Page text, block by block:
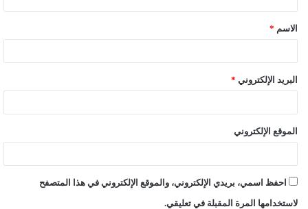
ق
*الاسم *
البريد الإلكتروني *
الموقع الإلكتروني
احفظ اسمي، بريدي الإلكتروني، والموقع الإلكتروني في هذا المتصفح
لاستخدامها المرة المقبلة في تعليقي.